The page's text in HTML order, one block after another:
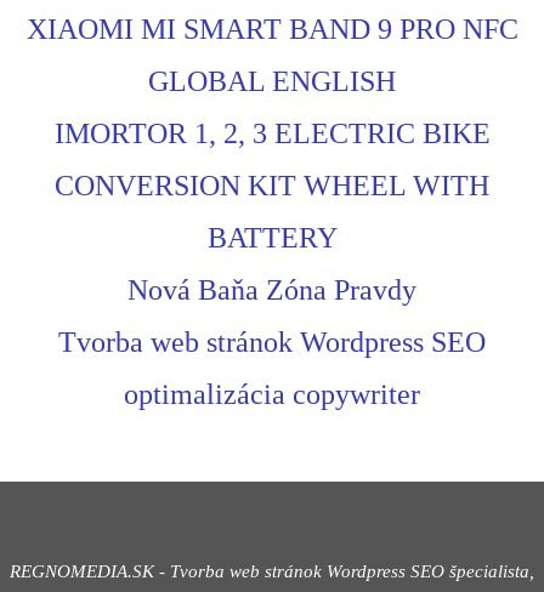
XIAOMI MI SMART BAND 9 PRO NFC
GLOBAL ENGLISH
IMORTOR 1, 2, 3 ELECTRIC BIKE
CONVERSION KIT WHEEL WITH
BATTERY
Nová Baňa Zóna Pravdy
Tvorba web stránok Wordpress SEO
optimalizácia copywriter
REGNOMEDIA.SK - Tvorba web stránok Wordpress SEO špecialista,